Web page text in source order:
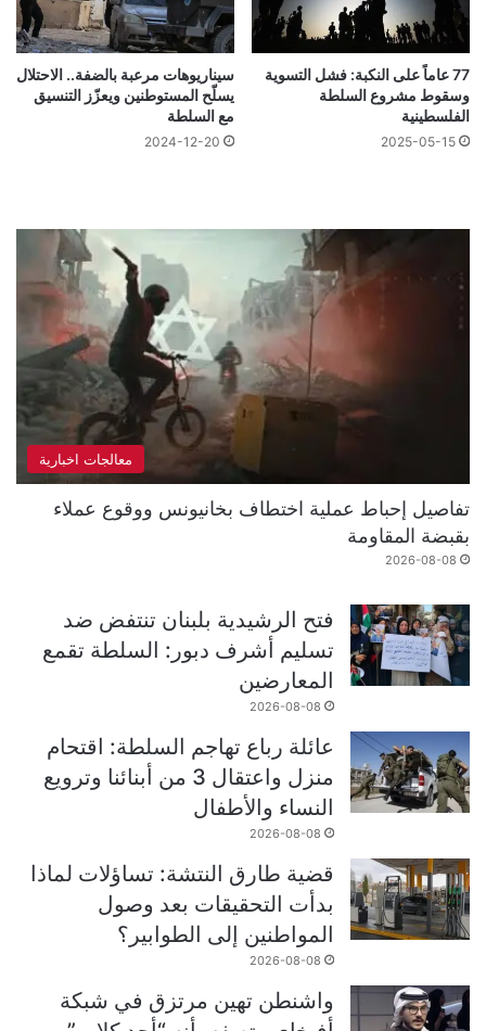
77 عاماً على النكبة: فشل التسوية
وسقوط مشروع السلطة
الفلسطينية
2025-05-15
سيناريوهات مرعبة بالضفة.. الاحتلال
يسلّح المستوطنين ويعزّز التنسيق
مع السلطة
2024-12-20
معالجات اخبارية
تفاصيل إحباط عملية اختطاف بخانيونس ووقوع عملاء
بقبضة المقاومة
2026-08-08
فتح الرشيدية بلبنان تنتفض ضد
تسليم أشرف دبور: السلطة تقمع
المعارضين
2026-08-08
عائلة رباع تهاجم السلطة: اقتحام
منزل واعتقال 3 من أبنائنا وترويع
النساء والأطفال
2026-08-08
قضية طارق النتشة: تساؤلات لماذا
بدأت التحقيقات بعد وصول
المواطنين إلى الطوابير؟
2026-08-08
واشنطن تهين مرتزق في شبكة